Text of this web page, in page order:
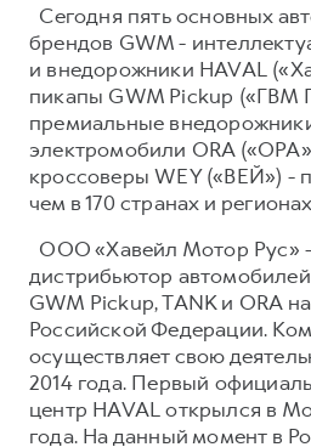
Сегодня пять основных
брендов GWM -
и внедорожники HAVAL
пикапы GWM Pickup («ГВМ
премиальные
электромобили ORA
кроссоверы WEY («ВЕЙ») -
чем в 170 странах и
ООО «Хавейл Мотор Рус»
дистрибьютор
GWM Pickup, TANK и ORA
Российской Федерации.
осуществляет свою
2014 года. Первый
центр HAVAL открылся в
года. На данный момент в